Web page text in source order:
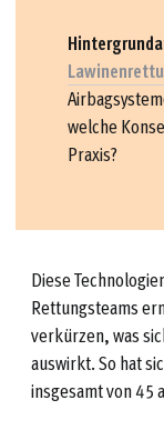
welche
Praxis?
Diese
Rettungsteams
verkürzen, was
auswirkt. So hat
insgesamt von 45